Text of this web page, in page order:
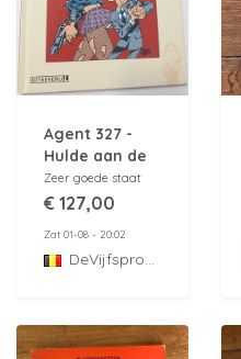
Agent 327 -
Hulde aan de
jarige - HC -
2019 - Met 8
handtekeningen
Zeer goede staat
€ 127,00
Zat 01-08 - 20:02
DeVijfsprong